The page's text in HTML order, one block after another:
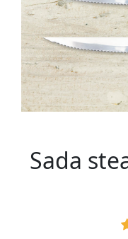
Sada